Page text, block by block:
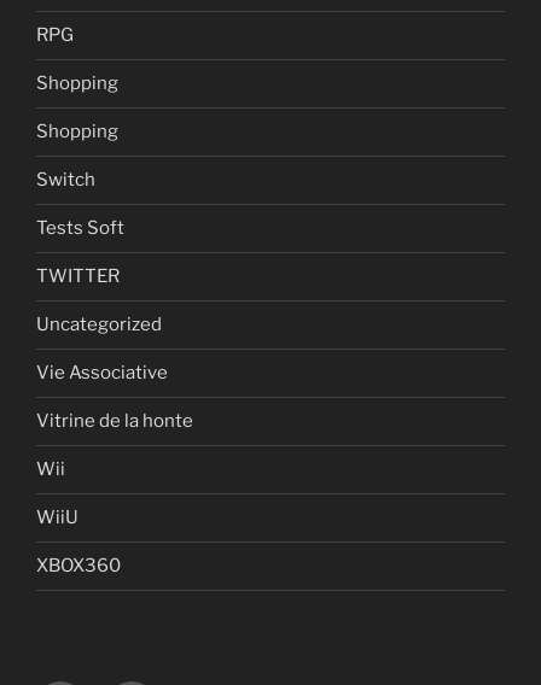
RPG
Shopping
Shopping
Switch
Tests Soft
TWITTER
Uncategorized
Vie Associative
Vitrine de la honte
Wii
WiiU
XBOX360